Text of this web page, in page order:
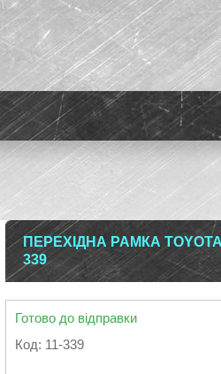
ПЕРЕХІДНА РАМКА TOYOTA
339
Готово до відправки
Код: 11-339